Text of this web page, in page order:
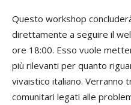
Questo workshop
direttamente a seguire il
ore 18:00. Esso vuole
più rilevanti per quanto
vivaistico italiano. Verranno
comunitari legati alle